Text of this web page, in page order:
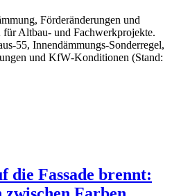
Förderänderungen und
Altbau- und Fachwerkprojekte.
Innendämmungs‑Sonderregel,
und KfW‑Konditionen (Stand:
die Fassade brennt: